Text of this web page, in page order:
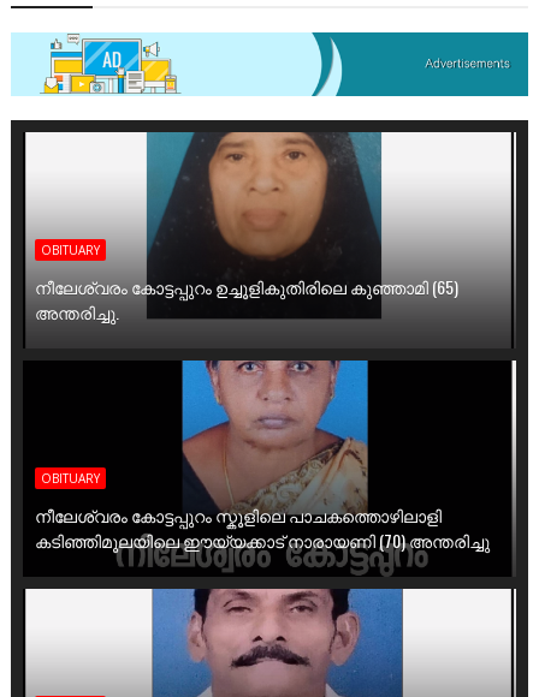
OBITUARY
നീലേശ്വരം കോട്ടപ്പുറം ഉച്ചൂളികുതിരിലെ കുഞ്ഞാമി (65)
അന്തരിച്ചു.
OBITUARY
നീലേശ്വരം കോട്ടപ്പുറം സ്കൂളിലെ പാചകത്തൊഴിലാളി
കടിഞ്ഞിമൂലയിലെ ഈയ്യക്കാട് നാരായണി (70) അന്തരിച്ചു